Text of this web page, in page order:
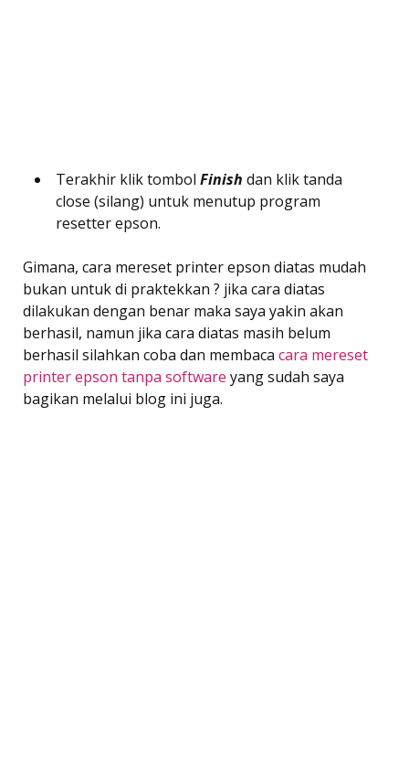
Terakhir klik tombol Finish dan klik tanda
close (silang) untuk menutup program
resetter epson.
Gimana, cara mereset printer epson diatas mudah
bukan untuk di praktekkan ? jika cara diatas
dilakukan dengan benar maka saya yakin akan
berhasil, namun jika cara diatas masih belum
berhasil silahkan coba dan membaca cara mereset
printer epson tanpa software yang sudah saya
bagikan melalui blog ini juga.